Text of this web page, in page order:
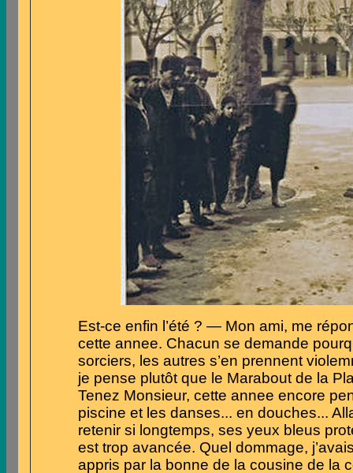
Est-ce enfin l’été ? — Mon ami, me
cette annee. Chacun se demande
sorciers, les autres s’en prennent
je pense plutôt que le Marabout de la
Tenez Monsieur, cette annee encore
piscine et les danses... en douches...
retenir si longtemps, ses yeux bleus
est trop avancée. Quel dommage,
appris par la bonne de la cousine de la